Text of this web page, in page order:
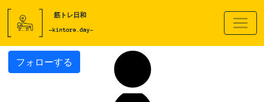
フォローする